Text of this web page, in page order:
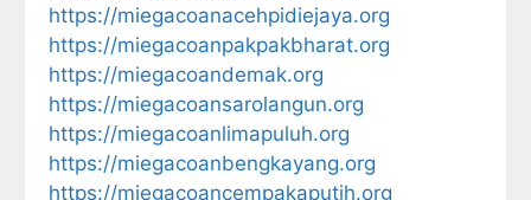
https://miegacoanacehpidiejaya.org
https://miegacoanpakpakbharat.org
https://miegacoandemak.org
https://miegacoansarolangun.org
https://miegacoanlimapuluh.org
https://miegacoanbengkayang.org
https://miegacoancempakaputih.org